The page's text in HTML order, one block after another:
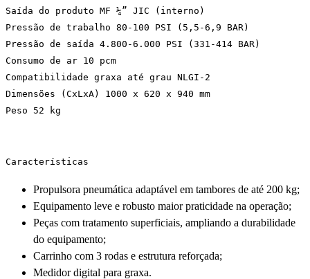
Saída do produto MF ¼” JIC (interno)
Pressão de trabalho 80-100 PSI (5,5-6,9 BAR)
Pressão de saída 4.800-6.000 PSI (331-414 BAR)
Consumo de ar 10 pcm
Compatibilidade graxa até grau NLGI-2
Dimensões (CxLxA) 1000 x 620 x 940 mm
Peso 52 kg
Características
Propulsora pneumática adaptável em tambores de até 200 kg;
Equipamento leve e robusto maior praticidade na operação;
Peças com tratamento superficiais, ampliando a durabilidade
do equipamento;
Carrinho com 3 rodas e estrutura reforçada;
Medidor digital para graxa.